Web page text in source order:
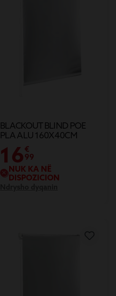
BLACKOUT BLIND POE
PLA ALU 160X40CM
16 €
99
NUK KA NË
DISPOZICION